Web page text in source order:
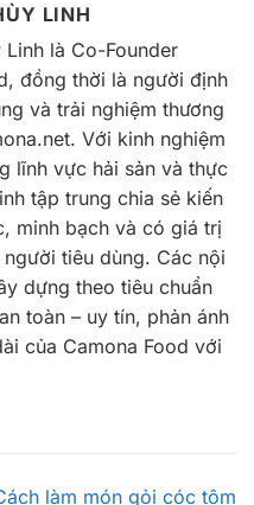
LINH
Linh là Co-Founder
đồng thời là người định
và trải nghiệm thương
Với kinh nghiệm
lĩnh vực hải sản và thực
tập trung chia sẻ kiến
minh bạch và có giá trị
tiêu dùng. Các nội
dựng theo tiêu chuẩn
toàn – uy tín, phản ánh
của Camona Food với
làm món gỏi cóc tôm